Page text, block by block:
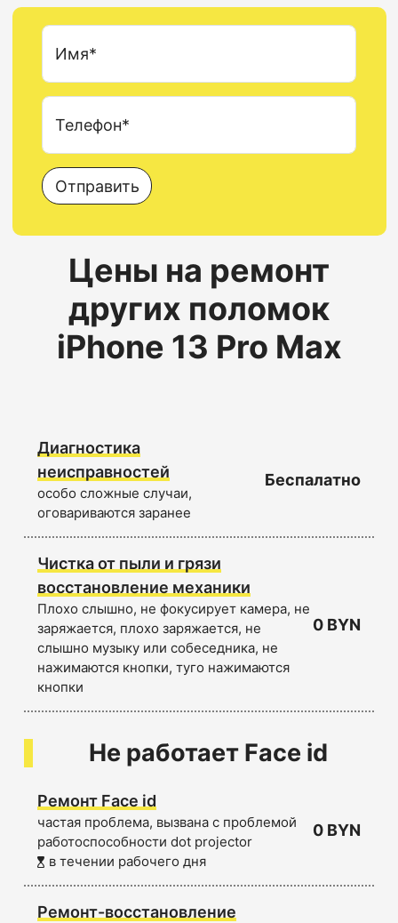
Имя*
Телефон*
Отправить
Цены на ремонт
других поломок
iPhone 13 Pro Max
Диагностика
неисправностей
особо сложные случаи,
оговариваются заранее
Беспалатно
Чистка от пыли и грязи
восстановление механики
Плохо слышно, не фокусирует камера, не
заряжается, плохо заряжается, не
слышно музыку или собеседника, не
нажимаются кнопки, туго нажимаются
кнопки
0 BYN
Не работает Face id
Ремонт Face id
частая проблема, вызвана с проблемой
работоспособности dot projector
в течении рабочего дня
0 BYN
Ремонт-восстановление